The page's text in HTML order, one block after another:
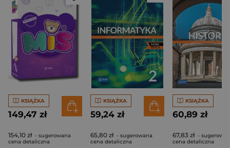
KSIĄŻKA
149,47 zł
154,10 zł - sugerowana
cena detaliczna
KSIĄŻKA
59,24 zł
65,80 zł - sugerowana
cena detaliczna
KSIĄŻKA
60,89 zł
67,83 zł -
cena detaliczna